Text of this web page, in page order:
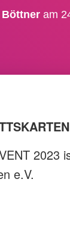
Böttner am
2023
e.V.